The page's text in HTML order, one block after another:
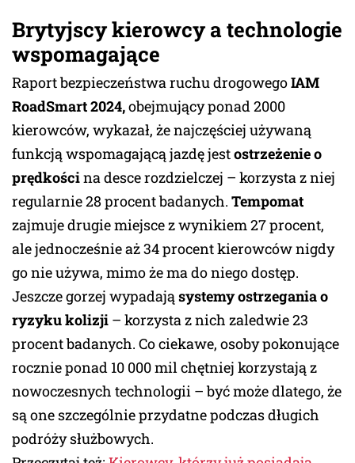
Brytyjscy kierowcy a technologie
wspomagające
Raport bezpieczeństwa ruchu drogowegoIAM
RoadSmart 2024,obejmujący ponad 2000
kierowców, wykazał, że najczęściej używaną
funkcją wspomagającą jazdę jestostrzeżenie o
prędkościna desce rozdzielczej – korzysta z niej
regularnie 28 procent badanych. Tempomat
zajmuje drugie miejsce z wynikiem 27 procent,
ale jednocześnie aż 34 procent kierowców nigdy
go nie używa, mimo że ma do niego dostęp.
Jeszcze gorzej wypadająsystemy ostrzegania o
ryzyku kolizji – korzysta z nich zaledwie 23
procent badanych. Co ciekawe, osoby pokonujące
rocznie ponad 10 000 mil chętniej korzystają z
nowoczesnych technologii – być może dlatego, że
są one szczególnie przydatne podczas długich
podróży służbowych.